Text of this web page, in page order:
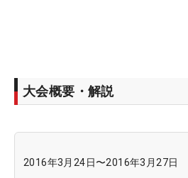
大会概要・解説
2016年3月24日〜2016年3月27日